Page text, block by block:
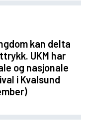
kan delta
UKM har
og nasjonale
i Kvalsund